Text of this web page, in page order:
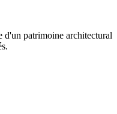
d'un patrimoine architectural